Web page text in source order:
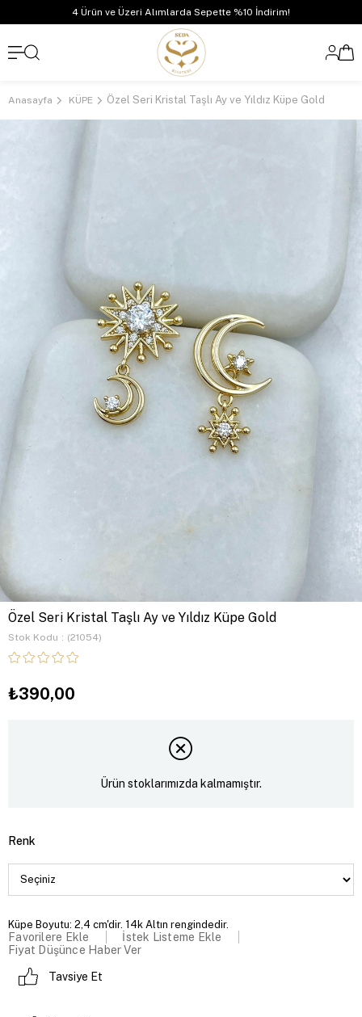
4 Ürün ve Üzeri Alımlarda Sepette %10 İndirim!
Anasayfa KÜPE Özel Seri Kristal Taşlı Ay ve Yıldız Küpe Gold
Özel Seri Kristal Taşlı Ay ve Yıldız Küpe Gold
Stok Kodu (21054)
₺390,00
Ürün stoklarımızda kalmamıştır.
Renk
Küpe Boyutu: 2,4 cm'dir. 14k Altın rengindedir.
Favorilere Ekle
İstek Listeme Ekle
Fiyat Düşünce Haber Ver
Tavsiye Et